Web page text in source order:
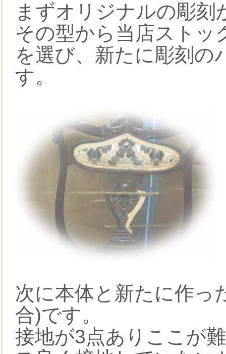
まずオリジナルの彫
その型から当店ストッ
を選び、新たに彫刻の
す。
次に本体と新たに作っ
合)です。
接地が3点ありここが